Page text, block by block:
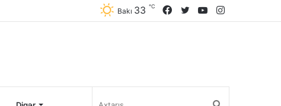
YouTube
Twitter
Facebook
Bakı 33 ℃